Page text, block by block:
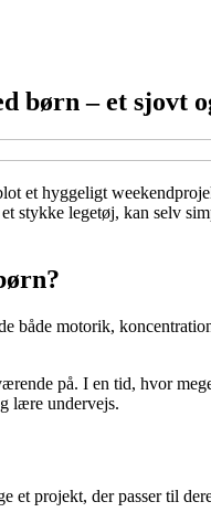
børn – et
et hyggeligt
stykke legetøj, kan selv
motorik,
på. I en tid, hvor
lære undervejs.
projekt, der passer til